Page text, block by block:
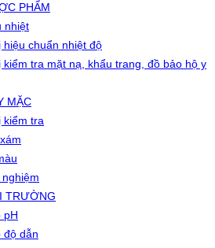
PHẨM
nhiệt
hiệu chuẩn nhiệt độ
kiểm tra mặt nạ, khẩu trang, đồ bảo hộ y
MẶC
kiểm tra
TRƯỜNG
pH
độ dẫn